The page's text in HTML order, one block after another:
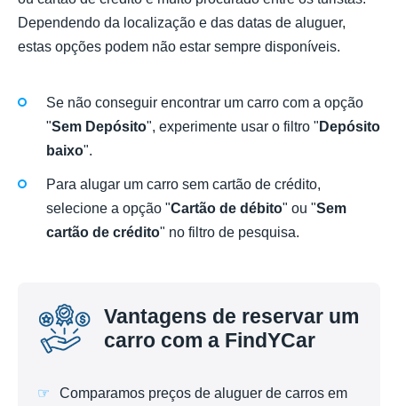
Dependendo da localização e das datas de aluguer,
estas opções podem não estar sempre disponíveis.
Se não conseguir encontrar um carro com a opção
"Sem Depósito", experimente usar o filtro " Depósito
baixo".
Para alugar um carro sem cartão de crédito,
selecione a opção "Cartão de débito" ou "Sem
cartão de crédito" no filtro de pesquisa.
Vantagens de reservar um
carro com a FindYCar
Comparamos preços de aluguer de carros em